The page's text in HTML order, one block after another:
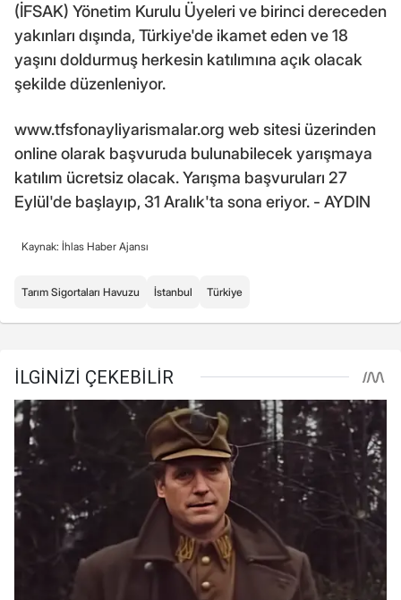
(İFSAK) Yönetim Kurulu Üyeleri ve birinci dereceden
yakınları dışında, Türkiye'de ikamet eden ve 18
yaşını doldurmuş herkesin katılımına açık olacak
şekilde düzenleniyor.
www.tfsfonayliyarismalar.org web sitesi üzerinden
online olarak başvuruda bulunabilecek yarışmaya
katılım ücretsiz olacak. Yarışma başvuruları 27
Eylül'de başlayıp, 31 Aralık'ta sona eriyor. - AYDIN
Kaynak: İhlas Haber Ajansı
Tarım Sigortaları Havuzu İstanbul Türkiye